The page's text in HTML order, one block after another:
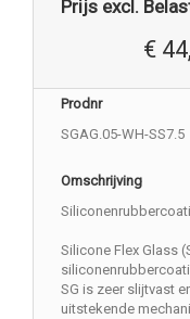
Prijs excl.
€
Prodnr
SGAG.05-WH-SS7.5
Omschrijving
Silicone Flex Glass
SG is zeer slijtvast
uitstekende